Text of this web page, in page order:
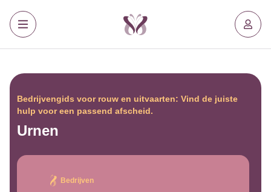
Bedrijvengids voor rouw en uitvaarten: Vind de juiste
hulp voor een passend afscheid.
Urnen
Bedrijven